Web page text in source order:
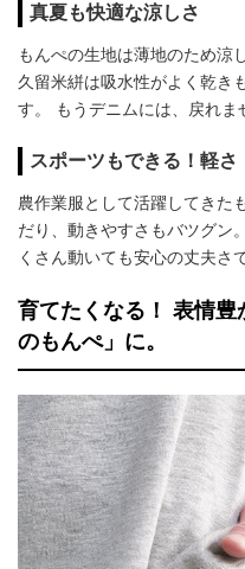
真夏も快適な涼しさ
もんぺの生地は薄地のため涼
久留米絣は吸水性がよく乾き
す。 もうデニムには、戻れま
スポーツもできる！軽さ
農作業服として活躍してきた
だり、動きやすさもバツグン
くさん動いても安心の丈夫さ
育てたくなる！ 表情
のもんぺ」に。